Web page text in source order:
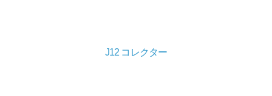
J12 コレクター